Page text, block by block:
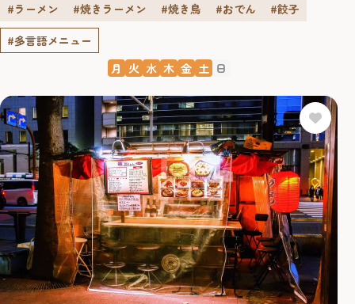
#ラーメン #焼きラーメン #焼き鳥 #おでん
#餃子
#多言語メニュー
月 火 水 木 金 土 日